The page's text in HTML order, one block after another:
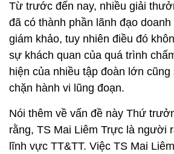
Từ trước đến nay, nhiều giải
đã có thành phần lãnh đạo
giám khảo, tuy nhiên điều đó
sự khách quan của quá trình
hiện của nhiều tập đoàn lớn cũng
chặn hành vi lũng đoạn.
Nói thêm về vấn đề này Thứ
rằng, TS Mai Liêm Trực là người
lĩnh vực TT&TT. Việc TS Mai